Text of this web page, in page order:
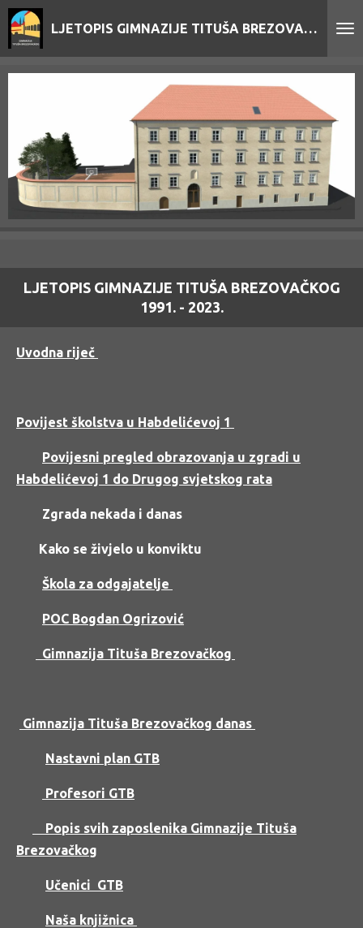
Skip
to
LJETOPIS GIMNAZIJE TITUŠA BREZOVAČKOG
LJETOPIS GIMNAZIJE TITUŠA BREZOVAČKOG
1991. - 2023.
Uvodna riječ
Povijest školstva u Habdelićevoj 1
Povijesni pregled obrazovanja u zgradi u
Habdelićevoj 1 do Drugog svjetskog rata
Zgrada nekada i danas
Kako se živjelo u konviktu
Škola za odgajatelje
POC Bogdan Ogrizović
Gimnazija Tituša Brezovačkog
Gimnazija Tituša Brezovačkog danas
Nastavni plan GTB
Profesori GTB
Popis svih zaposlenika Gimnazije Tituša
Brezovačkog
Učenici GTB
Naša knjižnica